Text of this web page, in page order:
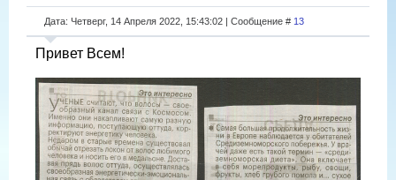
Дата: Четверг, 14 Апреля 2022, 15:43:02 | Сообщение # 13
Привет Всем!